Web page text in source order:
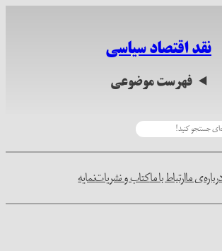
نقد اقتصاد سیاسی
فهرست موضوعی
ماارتباط با ماکتاب و نشریاتنمایه